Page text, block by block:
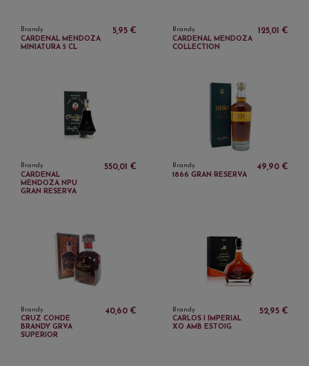
Brandy
CARDENAL MENDOZA
MINIATURA 5 CL
5,95 € Brandy
CARDENAL MENDOZA
COLLECTION
125,01 €
Brandy
CARDENAL
MENDOZA NPU
GRAN RESERVA
550,01 € Brandy
1866 GRAN RESERVA
49,90 €
Brandy
CRUZ CONDE
BRANDY GRVA
SUPERIOR
40,60 € Brandy
CARLOS I IMPERIAL
XO AMB ESTOIG
52,95 €